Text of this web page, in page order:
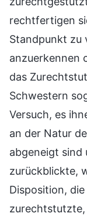
rechtfertigen
Standpunkt zu
anzuerkennen
das
Schwestern
Versuch, es
an der Natur
abgeneigt sind
zurückblickte,
Disposition,
zurechtstutzte,